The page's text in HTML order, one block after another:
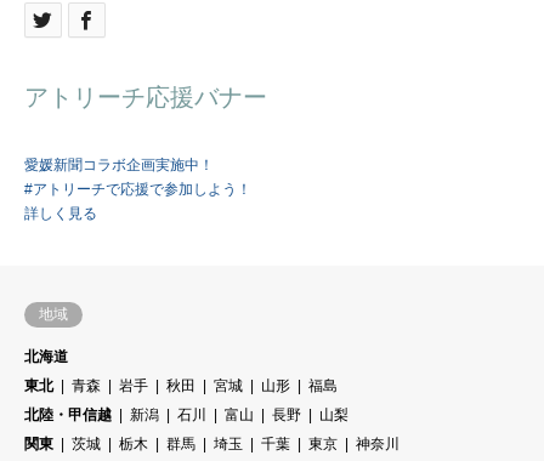
アトリーチ応援バナー
愛媛新聞コラボ企画実施中！
#アトリーチで応援で参加しよう！
詳しく見る
地域
北海道
東北
青森 岩手 秋田 宮城 山形
福島
北陸・甲信越
新潟 石川 富山 長野
山梨
関東
茨城 栃木 群馬 埼玉 千葉 東京
神奈川